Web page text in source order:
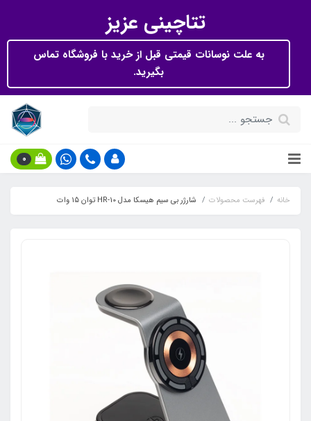
تتاچینی عزیز
به علت نوسانات قیمتی قبل از خرید با فروشگاه تماس
بگیرید.
0
خانه فهرست محصولات شارژر بی سیم هیسکا مدل HR-10 توان 15 وات